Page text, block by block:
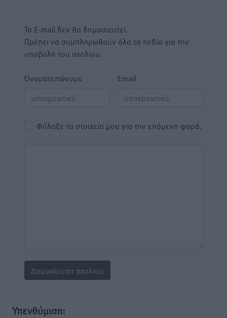
Το E-mail δεν θα δημοσιευτεί.
Πρέπει να συμπληρωθούν όλα τα πεδία για την
υποβολή του σχολίου.
Όνοματεπώνυμο Email
Φύλαξε τα στοιχεία μου για την επόμενη φορά.
Υπενθύμιση: